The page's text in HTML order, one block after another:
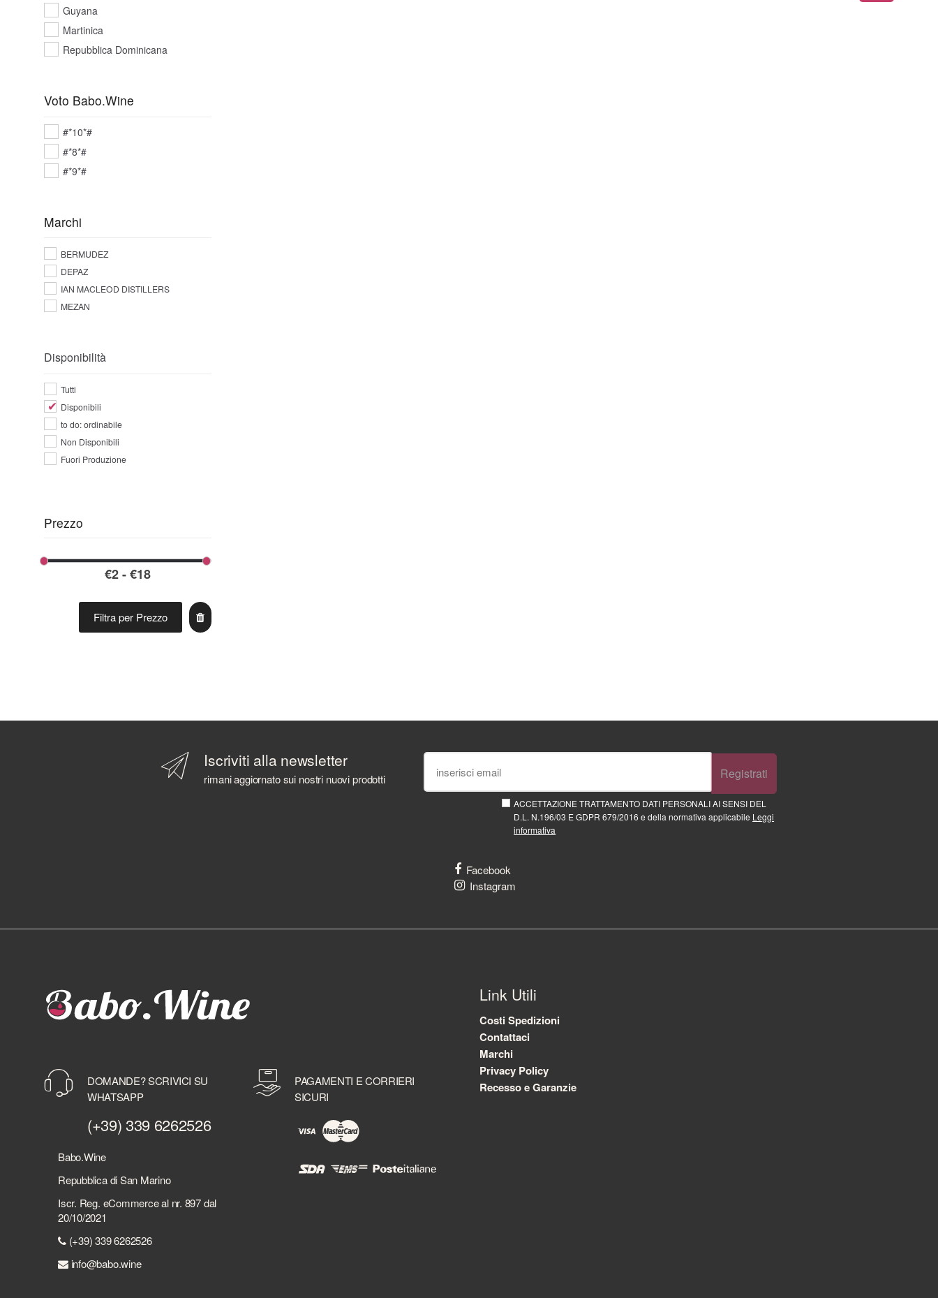
Guyana
Martinica
Repubblica Dominicana
Voto Babo.Wine
#*10*#
#*8*#
#*9*#
Marchi
BERMUDEZ
DEPAZ
IAN MACLEOD DISTILLERS
MEZAN
Disponibilità
Tutti
Disponibili
to do: ordinabile
Non Disponibili
Fuori Produzione
Prezzo
Filtra per Prezzo
Iscriviti alla newsletter
rimani aggiornato sui nostri nuovi prodotti Registrati
ACCETTAZIONE TRATTAMENTO DATI PERSONALI AI SENSI DEL
D.L. N.196/03 E GDPR 679/2016 e della normativa applicabile Leggi
informativa
Facebook
Instagram
DOMANDE? SCRIVICI SU
WHATSAPP
(+39) 339 6262526
Babo.Wine
Repubblica di San Marino
Iscr. Reg. eCommerce al nr. 897 dal
20/10/2021
(+39) 339 6262526
info@babo.wine
PAGAMENTI E CORRIERI
SICURI
Link Utili
Costi Spedizioni
Contattaci
Marchi
Privacy Policy
Recesso e Garanzie